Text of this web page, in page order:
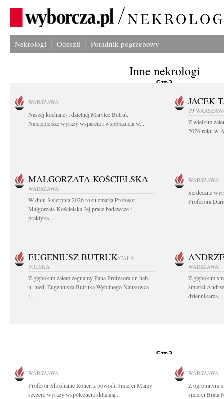
Nekrologi Odeszli Poradnik pogrzebowy
Inne nekrologi
WARSZAWA
Naszej kochanej i dzielnej Marylce Butruk
Najcieplejsze wyrazy wsparcia i współczucia w...
JACEK
79
Z wielkim
2026 roku w
MAŁGORZATA KOŚCIELSKA
WARSZAWA
W dniu 3 sierpnia 2026 roku zmarła Profesor
Małgorzata Kościelska Jej prace badawcze i
praktyka...
WARSZAWA
Serdeczne
Profesora
EUGENIUSZ BUTRUK CAŁA
POLSKA
Z głębokim żalem żegnamy Pana Profesora dr. hab.
n. med. Eugeniusza Butruka Wybitnego Naukowca
i...
WARSZAWA
Z głębokim
śmierci
dziennikarza,...
WARSZAWA
Profesor Shoshanie Ronen z powodu śmierci Mamy
szczere wyrazy współczucia składają...
WARSZAWA
Z ogromnym
śmierci Brata